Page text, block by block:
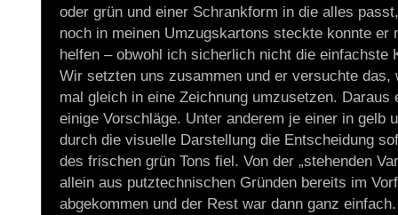
oder grün und einer Schrankform in die alles
noch in meinen Umzugskartons steckte konnte er
helfen – obwohl ich sicherlich nicht die einfachste
Wir setzten uns zusammen und er versuchte das,
mal gleich in eine Zeichnung umzusetzen. Daraus
einige Vorschläge. Unter anderem je einer in gelb
durch die visuelle Darstellung die Entscheidung
des frischen grün Tons fiel. Von der „stehenden
allein aus putztechnischen Gründen bereits im
abgekommen und der Rest war dann ganz einfach.